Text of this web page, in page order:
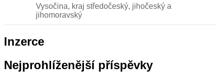
Vysočina, kraj středočeský, jihočeský a
jihomoravský
Inzerce
Nejprohlíženější příspěvky